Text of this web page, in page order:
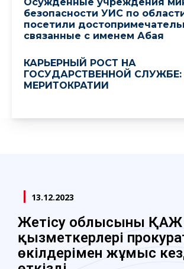
безопасности УИС по
посетили
связанные с именем Абая
КАРЬЕРНЫЙ РОСТ НА
ГОСУДАРСТВЕННОЙ
МЕРИТОКРАТИИ